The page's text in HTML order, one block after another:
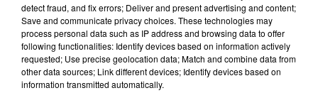
FOLA & Victony - golibe
detect fraud, and fix errors; Deliver and present advertising and content;
Save and communicate privacy choices. These technologies may
process personal data such as IP address and browsing data to offer
following functionalities: Identify devices based on information actively
requested; Use precise geolocation data; Match and combine data from
other data sources; Link different devices; Identify devices based on
information transmitted automatically.